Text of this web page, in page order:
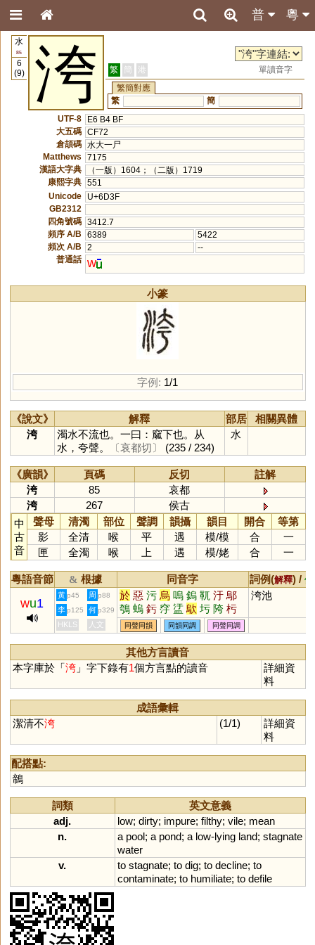
粵
普
水
85
6
(9)
洿 繁 簡 港
單讀音字
繁簡對應
繁
簡
UTF-8
E6 B4 BF
大五碼 CF72
倉頡碼 水大一尸
Matthews
7175
漢語大字典
（一版）1604；（二版）1719
康熙字典 551
Unicode
U+6D3F
GB2312
四角號碼 3412.7
頻序 A/B
6389
5422
頻次 A/B
2
--
普通話 w
小篆
字例: 1/1
《說文》 解釋 部居
相關異體
洿
濁水不流也。一曰：窳下也。从
水，夸聲。
〔哀都切〕 (235 / 234)
水
《廣韻》 頁碼 反切
註解
洿
85
哀都
洿
267
侯古
中
古
音
聲母 清濁 部位 聲調 韻攝 韻目 開合
等第
影
全清 喉 平 遇 模/模 合
一
匣
全濁 喉 上 遇 模/姥 合 一
粵語音節 & 根據 同音字 詞例(解釋) /
wu1
黃 p45 周 p88 於 惡 污 烏 嗚 鎢 靰 汙 鄔
鴮 螐 釫 窏 盓 歍 圬 陓 杇
洿池
李 p125 何 p329
HKLS 人文 同聲同韻 同韻同調 同聲同調
其他方言讀音
本字庫於「洿」字下錄有1個方言點的讀音
詳細資
料
成語彙輯
潔清不洿 (1/1)
詳細資
料
配搭點:
鶙
詞類
英文意義
adj.
low; dirty; impure; filthy; vile; mean
n.
a pool; a pond; a low-lying land; stagnate
water
v.
to stagnate; to dig; to decline; to
contaminate; to humiliate; to defile